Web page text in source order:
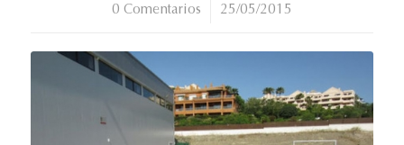
0 Comentarios
/ 25/05/2015